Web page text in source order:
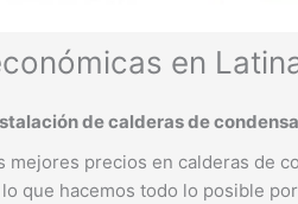
en
de calderas de
precios en calderas de
que hacemos todo lo posible